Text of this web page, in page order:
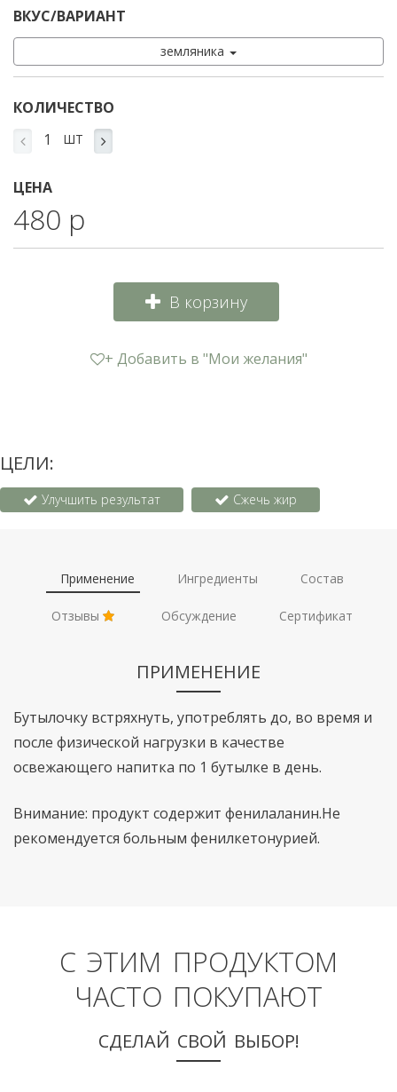
ВКУС/ВАРИАНТ
земляника
КОЛИЧЕСТВО
ШТ
ЦЕНА
480 р
В корзину
+ Добавить в "Мои желания"
ЦЕЛИ:
Улучшить результат Сжечь жир
Применение Ингредиенты Состав
Отзывы Обсуждение Сертификат
ПРИМЕНЕНИЕ
Бутылочку встряхнуть, употреблять до, во время и
после физической нагрузки в качестве
освежающего напитка по 1 бутылке в день.
Внимание: продукт содержит фенилаланин.Не
рекомендуется больным фенилкетонурией.
С ЭТИМ ПРОДУКТОМ
ЧАСТО ПОКУПАЮТ
СДЕЛАЙ СВОЙ ВЫБОР!